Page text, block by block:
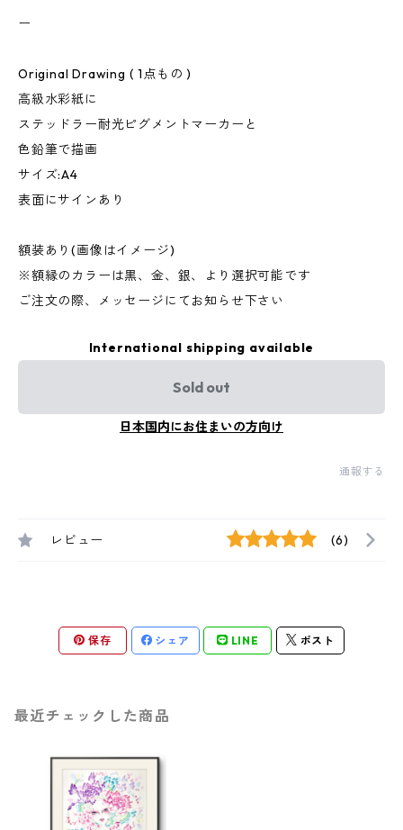
ー
Original Drawing ( 1点もの )
高級水彩紙に
ステッドラー耐光ピグメントマーカーと
色鉛筆で描画
サイズ:A4
表面にサインあり
額装あり(画像はイメージ)
※額縁のカラーは黒、金、銀、より選択可能です
ご注文の際、メッセージにてお知らせ下さい
International shipping available
Sold out
日本国内にお住まいの方向け
通報する
レビュー (6)
保存 シェア LINE ポスト
最近チェックした商品